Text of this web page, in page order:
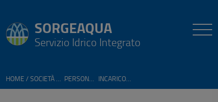
SORGEAQUA
Servizio Idrico Integrato
HOME